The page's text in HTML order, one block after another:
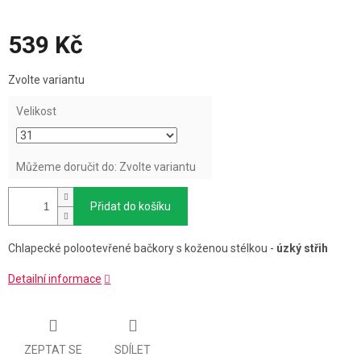
539 Kč
cena:
Zvolte variantu
Velikost
Můžeme doručit do: Zvolte variantu
Přidat do košíku
Chlapecké polootevřené bačkory s koženou stélkou - úzký střih
Detailní informace
ZEPTAT SE SDÍLET